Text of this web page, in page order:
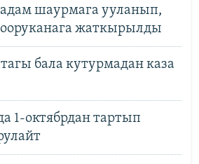
шаурмага ууланып,
жаткырылды
бала кутурмадан каза
1-октябрдан тартып